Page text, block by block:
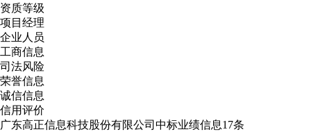
资质等级
项目经理
企业人员
工商信息
司法风险
荣誉信息
诚信信息
信用评价
广东高正信息科技股份有限公司中标业绩信息17条